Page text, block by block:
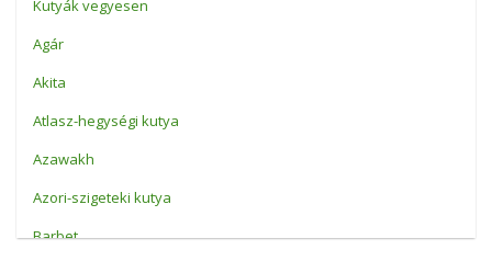
Kutyák vegyesen
Agár
Akita
Atlasz-hegységi kutya
Azawakh
Azori-szigeteki kutya
Barbet